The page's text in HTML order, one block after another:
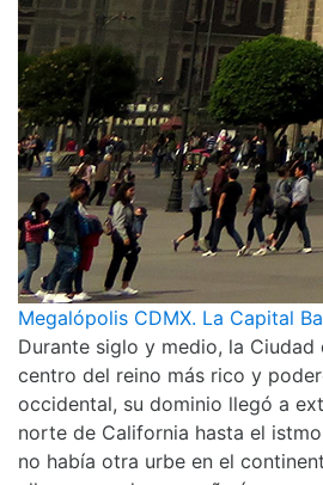
Megalópolis CDMX. La Capital
Durante siglo y medio, la Ciudad
centro del reino más rico y
occidental, su dominio llegó a
norte de California hasta el
no había otra urbe en el